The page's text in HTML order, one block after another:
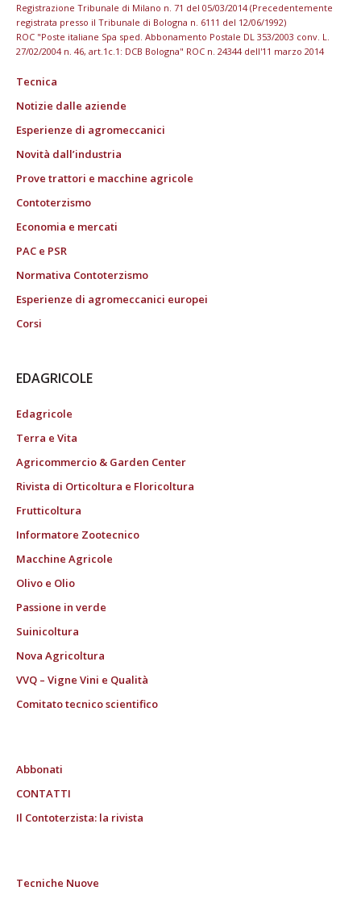
Registrazione Tribunale di Milano n. 71 del 05/03/2014 (Precedentemente
registrata presso il Tribunale di Bologna n. 6111 del 12/06/1992)
ROC "Poste italiane Spa sped. Abbonamento Postale DL 353/2003 conv. L.
27/02/2004 n. 46, art.1c.1: DCB Bologna" ROC n. 24344 dell'11 marzo 2014
Tecnica
Notizie dalle aziende
Esperienze di agromeccanici
Novità dall’industria
Prove trattori e macchine agricole
Contoterzismo
Economia e mercati
PAC e PSR
Normativa Contoterzismo
Esperienze di agromeccanici europei
Corsi
EDAGRICOLE
Edagricole
Terra e Vita
Agricommercio & Garden Center
Rivista di Orticoltura e Floricoltura
Frutticoltura
Informatore Zootecnico
Macchine Agricole
Olivo e Olio
Passione in verde
Suinicoltura
Nova Agricoltura
VVQ – Vigne Vini e Qualità
Comitato tecnico scientifico
Abbonati
CONTATTI
Il Contoterzista: la rivista
Tecniche Nuove